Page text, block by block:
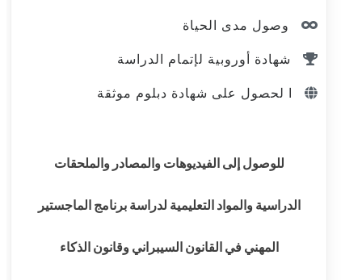
وصول مدى الحياة
شهادة أوروبية لإتمام الدراسة
ا لحصول على شهادة دبلوم موثقة
للوصول إلى الفيديوهات والمصادر والملحقات
الدراسية والمواد التعليمية لدراسة برنامج الماجستير
المهني في القانون السيبراني وقانون الذكاء